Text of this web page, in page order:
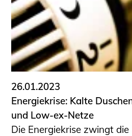
26.01.2023
Energiekrise: Kalte
und Low-ex-Netze
Die Energiekrise zwingt die